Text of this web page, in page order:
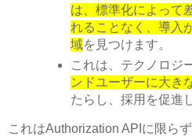
は、標準化によって
れることなく、導入
域を見つけます。
これは、テクノロジ
ンドユーザーに大き
たらし、採用を促進
これはAuthorization APIに限ら